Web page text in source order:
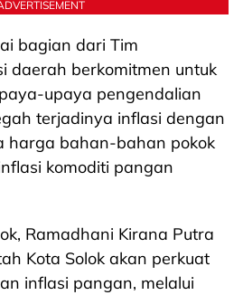
bagian dari Tim
daerah berkomitmen untuk
upaya pengendalian
terjadinya inflasi dengan
harga bahan-bahan pokok
komoditi pangan
Ramadhani Kirana Putra
Kota Solok akan perkuat
inflasi pangan, melalui